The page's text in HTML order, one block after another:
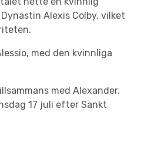
Alexis Colby, vilket
med den kvinnliga
med Alexander.
17 juli efter Sankt